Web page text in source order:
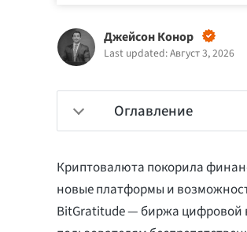
Джейсон Конор
Last updated: Август 3, 2026
Оглавление
Криптовалюта покорила
новые платформы и
BitGratitude — биржа цифровой